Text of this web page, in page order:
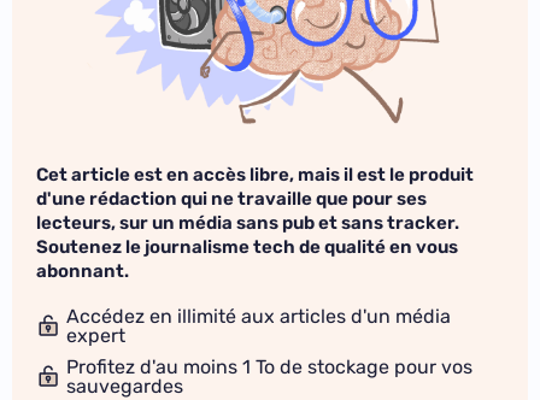
Cet article est en accès libre, mais il est le produit
d'une rédaction qui ne travaille que pour ses
lecteurs, sur un média sans pub et sans tracker.
Soutenez le journalisme tech de qualité en vous
abonnant.
Accédez en illimité aux articles d'un média
expert
Profitez d'au moins 1 To de stockage pour vos
sauvegardes